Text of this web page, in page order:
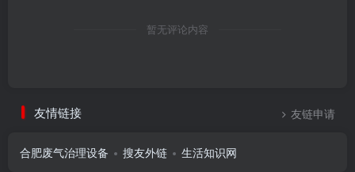
暂无评论内容
友情链接 友链申请
合肥废气治理设备 搜友外链 生活知识网